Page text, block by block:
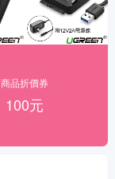
商品折價券
100元